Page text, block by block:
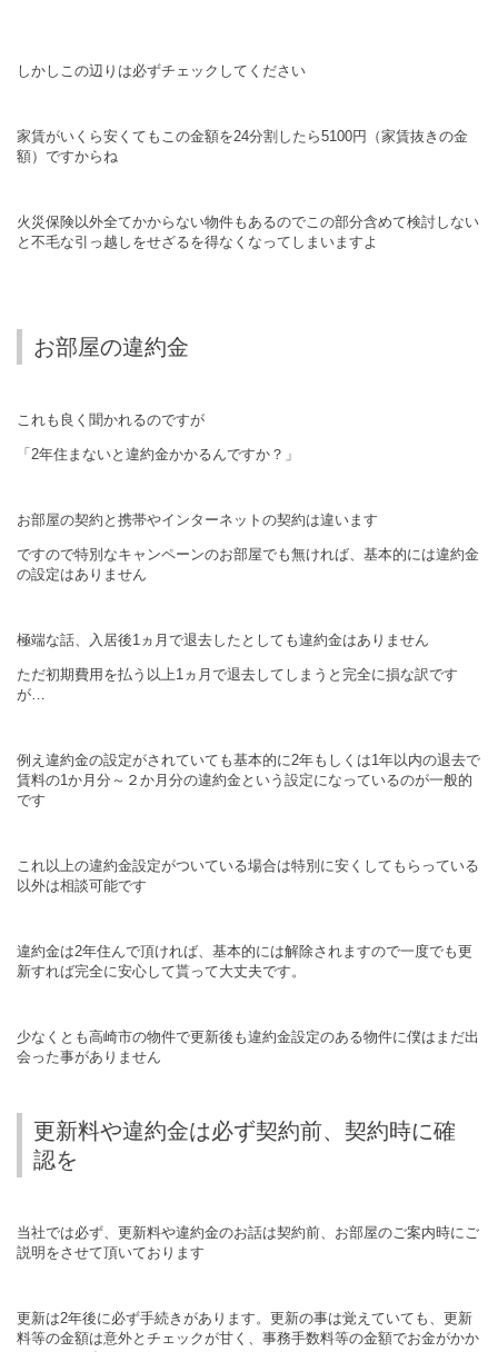
しかしこの辺りは必ずチェックしてください
家賃がいくら安くてもこの金額を24分割したら5100円（家賃抜きの金
額）ですからね
火災保険以外全てかからない物件もあるのでこの部分含めて検討しない
と不毛な引っ越しをせざるを得なくなってしまいますよ
お部屋の違約金
これも良く聞かれるのですが
「2年住まないと違約金かかるんですか？」
お部屋の契約と携帯やインターネットの契約は違います
ですので特別なキャンペーンのお部屋でも無ければ、基本的には違約金
の設定はありません
極端な話、入居後1ヵ月で退去したとしても違約金はありません
ただ初期費用を払う以上1ヵ月で退去してしまうと完全に損な訳です
が…
例え違約金の設定がされていても基本的に2年もしくは1年以内の退去で
賃料の1か月分～２か月分の違約金という設定になっているのが一般的
です
これ以上の違約金設定がついている場合は特別に安くしてもらっている
以外は相談可能です
違約金は2年住んで頂ければ、基本的には解除されますので一度でも更
新すれば完全に安心して貰って大丈夫です。
少なくとも高崎市の物件で更新後も違約金設定のある物件に僕はまだ出
会った事がありません
更新料や違約金は必ず契約前、契約時に確
認を
当社では必ず、更新料や違約金のお話は契約前、お部屋のご案内時にご
説明をさせて頂いております
更新は2年後に必ず手続きがあります。更新の事は覚えていても、更新
料等の金額は意外とチェックが甘く、事務手数料等の金額でお金がかか